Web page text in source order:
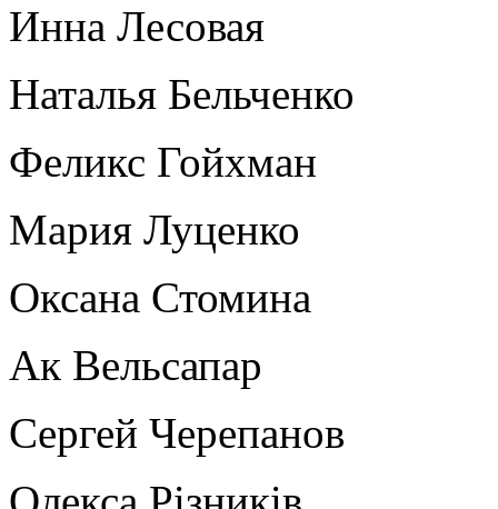
Инна Лесовая
Наталья Бельченко
Феликс Гойхман
Мария Луценко
Оксана Стомина
Ак Вельсапар
Сергей Черепанов